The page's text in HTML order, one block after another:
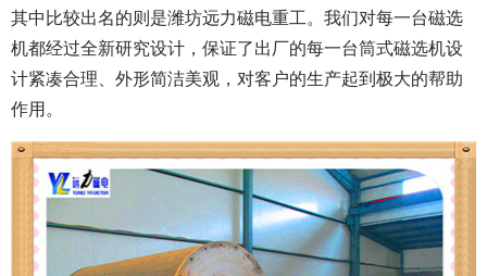
其中比较出名的则是潍坊远力磁电重工。我们对每一台磁选
机都经过全新研究设计，保证了出厂的每一台筒式磁选机设
计紧凑合理、外形简洁美观，对客户的生产起到极大的帮助
作用。